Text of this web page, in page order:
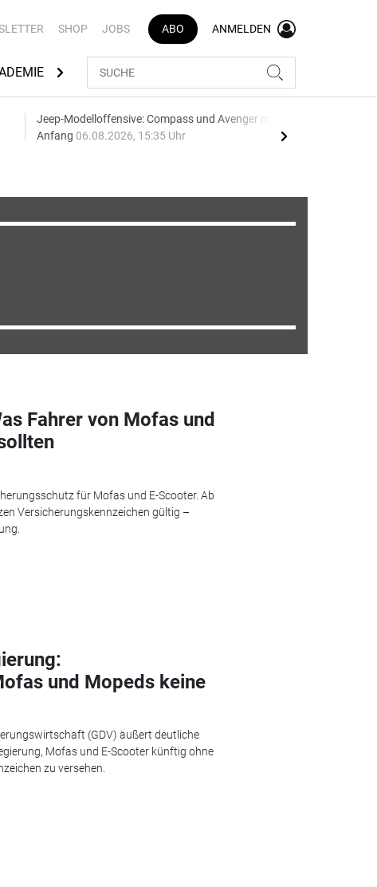
SHOP JOBS ABO ANMELDEN
AUTOMARKEN
Jeep-Modelloffensive: Compass und Avenger machen den
Anfang 06.08.2026, 15:35 Uhr
Fahrer von Mofas und
für Mofas und E-Scooter. Ab
Versicherungskennzeichen gültig –
und Mopeds keine
(GDV) äußert deutliche
Mofas und E-Scooter künftig ohne
zu versehen.